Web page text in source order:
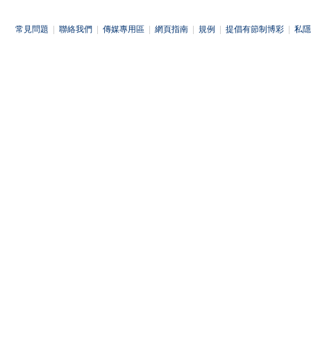
常見問題 聯絡我們 傳媒專用區 網頁指南 規例 提倡有節制博彩 私